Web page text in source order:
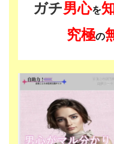
ガチ男心を
究極の